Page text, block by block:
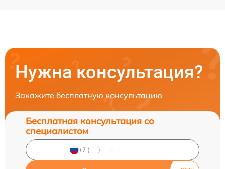
Нужна консультация?
Закажите бесплатную консультацию
Бесплатная консультация со
специалистом